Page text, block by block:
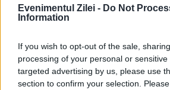
Evenimentul Zilei - Do Not
Information
If you wish to opt-out of the sale,
processing of your personal or
targeted advertising by us, please use
section to confirm your selection.
9 IANUARIE 2015
recent, m-au făcut să mă
în care am învățat să